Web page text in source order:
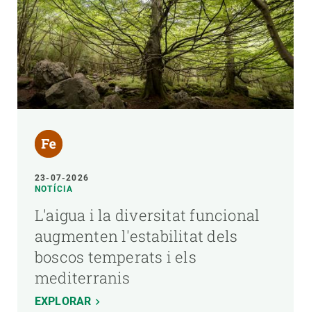
23-07-2026
NOTÍCIA
L'aigua i la diversitat funcional
augmenten l'estabilitat dels
boscos temperats i els
mediterranis
EXPLORAR